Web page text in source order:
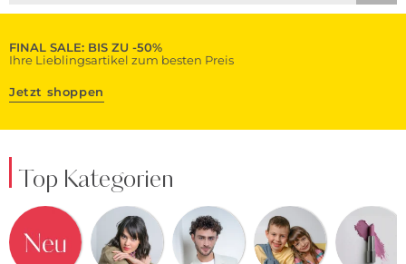
FINAL SALE: BIS ZU -50%
Ihre Lieblingsartikel zum besten Preis
Jetzt shoppen
Top Kategorien